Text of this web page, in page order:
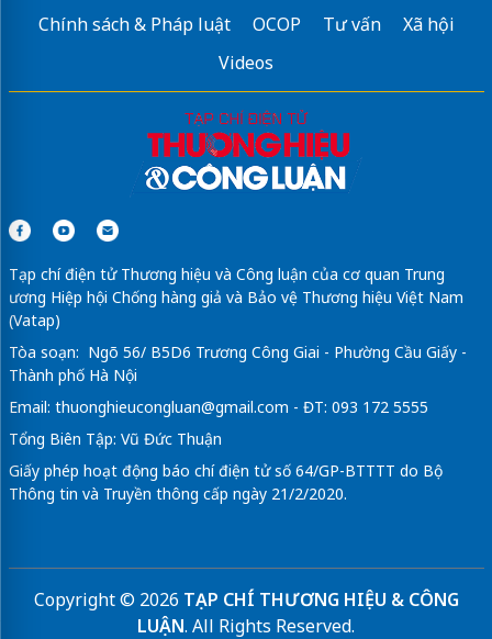
Chính sách & Pháp luật
OCOP Tư vấn
Xã hội
Videos
Tạp chí điện tử Thương hiệu và Công luận của cơ quan Trung
ương Hiệp hội Chống hàng giả và Bảo vệ Thương hiệu Việt Nam
(Vatap)
Tòa soạn: Ngõ 56/ B5D6 Trương Công Giai - Phường Cầu Giấy -
Thành phố Hà Nội
Email: thuonghieucongluan@gmail.com - ĐT: 093 172 5555
Tổng Biên Tập: Vũ Đức Thuận
Giấy phép hoạt động báo chí điện tử số 64/GP-BTTTT do Bộ
Thông tin và Truyền thông cấp ngày 21/2/2020.
Copyright © 2026 TẠP CHÍ THƯƠNG HIỆU & CÔNG
LUẬN. All Rights Reserved.